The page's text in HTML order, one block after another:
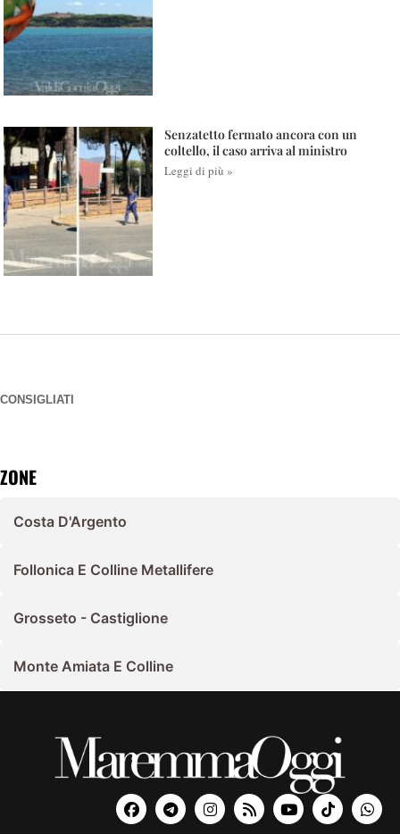
Senzatetto fermato ancora con un
coltello, il caso arriva al ministro
Leggi di più »
CONSIGLIATI
ZONE
Costa D'Argento
Follonica E Colline Metallifere
Grosseto - Castiglione
Monte Amiata E Colline